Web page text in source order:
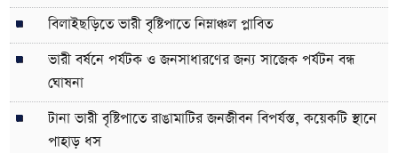
বিলাইছড়িতে ভারী বৃষ্টিপাতে নিম্নাঞ্চল প্লাবিত
ভারী বর্ষনে পর্যটক ও জনসাধারণের জন্য সাজেক পর্যটন বন্ধ
ঘোষনা
টানা ভারী বৃষ্টিপাতে রাঙামাটির জনজীবন বিপর্যস্ত, কয়েকটি স্থানে
পাহাড় ধস